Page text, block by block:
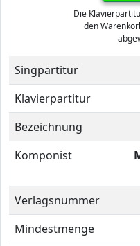
Die
den
Singpartitur
Klavierpartitur
Bezeichnung
Komponist
Verlagsnummer
Mindestmenge